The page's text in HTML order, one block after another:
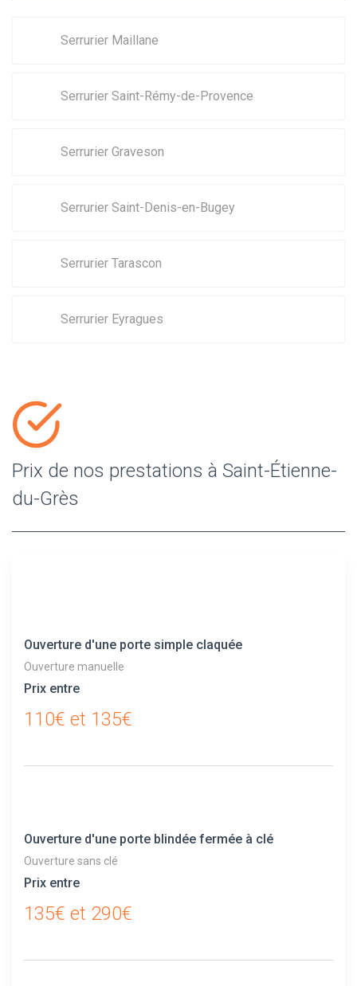
Serrurier Maillane
Serrurier Saint-Rémy-de-Provence
Serrurier Graveson
Serrurier Saint-Denis-en-Bugey
Serrurier Tarascon
Serrurier Eyragues
Prix de nos prestations à Saint-Étienne-
du-Grès
Ouverture d'une porte simple claquée
Ouverture manuelle
Prix entre
110€ et 135€
Ouverture d'une porte blindée fermée à clé
Ouverture sans clé
Prix entre
135€ et 290€